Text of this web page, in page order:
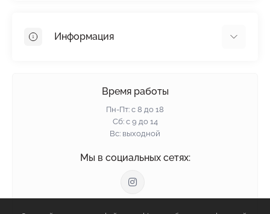
Пенопласт
Информация
Политика конфиденциальности
Время работы
Пн-Пт: с 8 до 18
Сб: с 9 до 14
Вс: выходной
Мы в социальных сетях: